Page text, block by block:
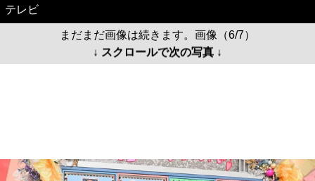
テレビ
まだまだ画像は続きます。画像（6/7）
↓ スクロールで次の写真 ↓